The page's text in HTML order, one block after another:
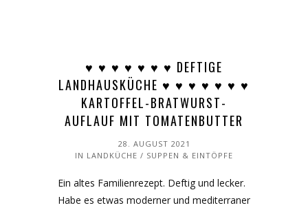
♥︎ ♥︎ ♥︎ ♥︎ ♥︎ ♥︎ ♥︎ DEFTIGE
LANDHAUSKÜCHE ♥︎ ♥︎ ♥︎ ♥︎ ♥︎ ♥︎ ♥︎
KARTOFFEL-BRATWURST-
AUFLAUF MIT TOMATENBUTTER
28. AUGUST 2021
IN LANDKÜCHE / SUPPEN & EINTÖPFE
Ein altes Familienrezept. Deftig und lecker.
Habe es etwas moderner und mediterraner